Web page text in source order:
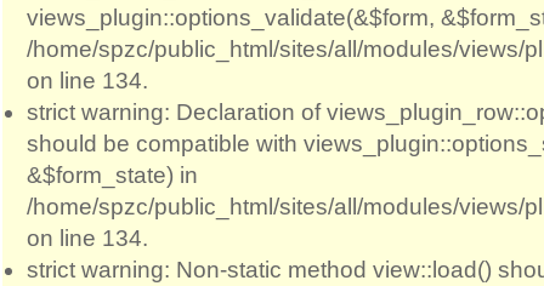
views_plugin::options_validate(&$form,
/home/spzc/public_html/sites/all/modules/views/
on line 134.
strict warning: Declaration of
should be compatible with
&$form_state) in
/home/spzc/public_html/sites/all/modules/views/
on line 134.
strict warning: Non-static method view::load()